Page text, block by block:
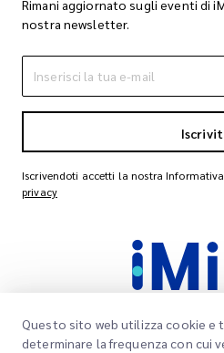
Rimani aggiornato sugli eventi di
nostra newsletter.
Iscrivendoti accetti la nostra
privacy
Questo sito web utilizza cookie e
determinare la frequenza con cui